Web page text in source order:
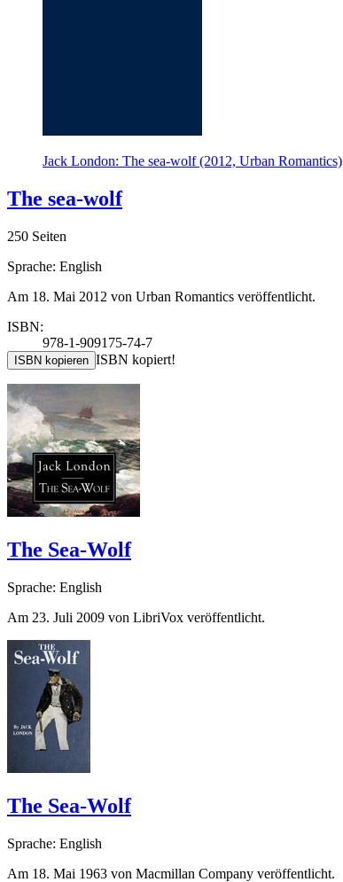
Jack London: The sea-wolf (2012, Urban Romantics)
The sea-wolf
250 Seiten
Sprache: English
Am 18. Mai 2012 von Urban Romantics veröffentlicht.
ISBN:
978-1-909175-74-7
ISBN kopieren ISBN kopiert!
The Sea-Wolf
Sprache: English
Am 23. Juli 2009 von LibriVox veröffentlicht.
The Sea-Wolf
Sprache: English
Am 18. Mai 1963 von Macmillan Company veröffentlicht.